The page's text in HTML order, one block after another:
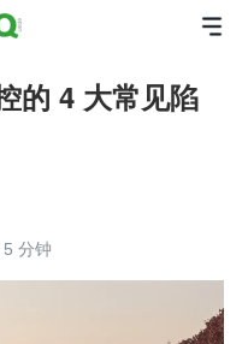
的 4 大常见陷
分钟